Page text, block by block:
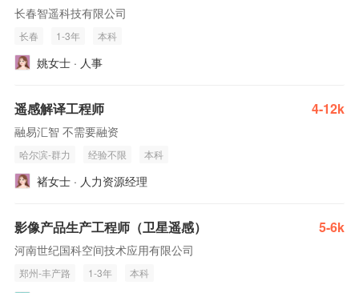
长春智遥科技有限公司
长春 1-3年 本科
姚女士 · 人事
遥感解译工程师 4-12k
融易汇智 不需要融资
哈尔滨-群力 经验不限 本科
褚女士 · 人力资源经理
影像产品生产工程师（卫星遥感） 5-6k
河南世纪国科空间技术应用有限公司
郑州-丰产路 1-3年 本科